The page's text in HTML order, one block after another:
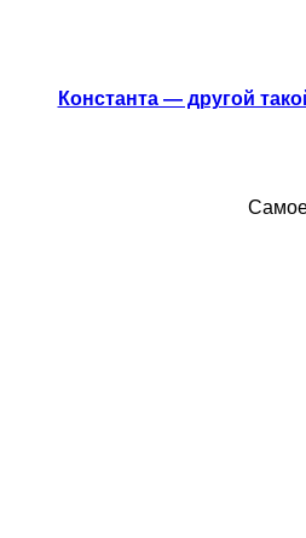
Константа — другой